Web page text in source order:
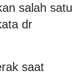
salah satu
dr
saat